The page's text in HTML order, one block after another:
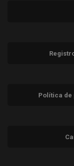
Política